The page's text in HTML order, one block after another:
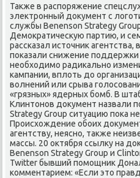
Также в распоряжение
электронный документ с
службы Benenson Strategy
Демократическую партию, и
рассказал источник
показали снижение
необходимо радикально
кампании, вплоть до
волнений или срыва
«грязных» ядерных бомб. В
Клинтонов документ назвали
Strategy Group ситуацию пока
Происхождение обоих
агентству, неясно, также
массы. 20 октября ссылку на
Benenson Strategy Group и
Twitter бывший помощник
комментарием: «Если это